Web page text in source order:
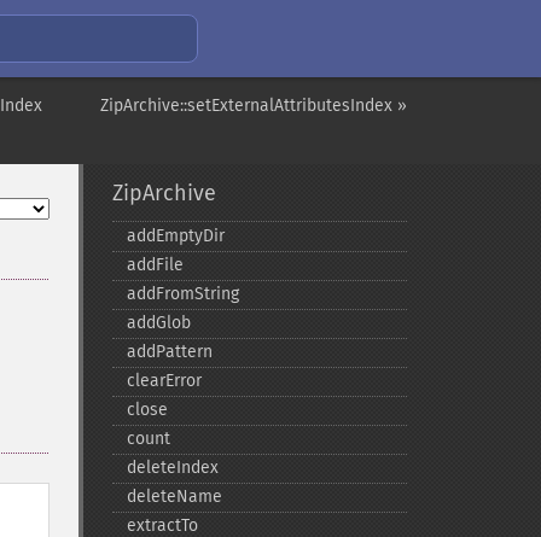
ZipArchive::setExternalAttributesIndex »
ZipArchive
addEmptyDir
addFile
addFromString
addGlob
addPattern
clearError
close
count
deleteIndex
deleteName
extractTo